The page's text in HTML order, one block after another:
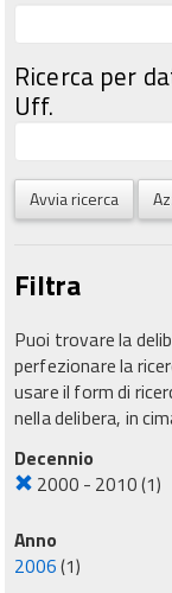
Ricerca per
Uff.
Avvia ricerca
Filtra
Puoi trovare la
perfezionare la
usare il form di
nella delibera, in
Decennio
2000 - 2010(1)
Anno
2006(1)